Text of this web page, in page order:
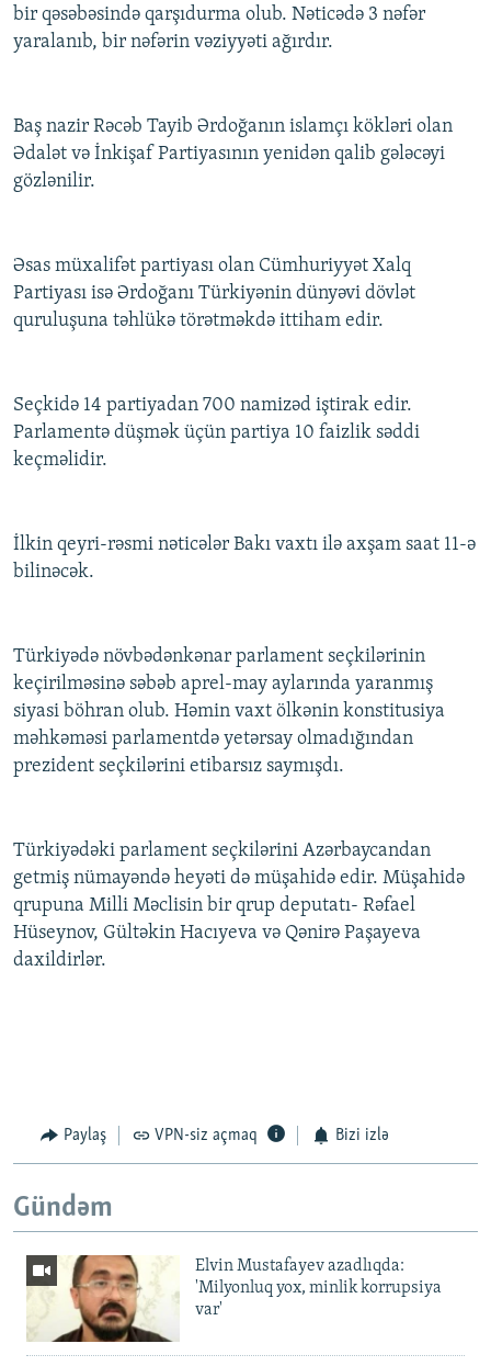
bir qəsəbəsində qarşıdurma olub. Nəticədə 3 nəfər
yaralanıb, bir nəfərin vəziyyəti ağırdır.
Baş nazir Rəcəb Tayib Ərdoğanın islamçı kökləri olan
Ədalət və İnkişaf Partiyasının yenidən qalib gələcəyi
gözlənilir.
Əsas müxalifət partiyası olan Cümhuriyyət Xalq
Partiyası isə Ərdoğanı Türkiyənin dünyəvi dövlət
quruluşuna təhlükə törətməkdə ittiham edir.
Seçkidə 14 partiyadan 700 namizəd iştirak edir.
Parlamentə düşmək üçün partiya 10 faizlik səddi
keçməlidir.
İlkin qeyri-rəsmi nəticələr Bakı vaxtı ilə axşam saat 11-ə
bilinəcək.
Türkiyədə növbədənkənar parlament seçkilərinin
keçirilməsinə səbəb aprel-may aylarında yaranmış
siyasi böhran olub. Həmin vaxt ölkənin konstitusiya
məhkəməsi parlamentdə yetərsay olmadığından
prezident seçkilərini etibarsız saymışdı.
Türkiyədəki parlament seçkilərini Azərbaycandan
getmiş nümayəndə heyəti də müşahidə edir. Müşahidə
qrupuna Milli Məclisin bir qrup deputatı- Rəfael
Hüseynov, Gültəkin Hacıyeva və Qənirə Paşayeva
daxildirlər.
Paylaş VPN-siz açmaq Bizi izlə
Gündəm
Elvin Mustafayev azadlıqda:
'Milyonluq yox, minlik korrupsiya
var'